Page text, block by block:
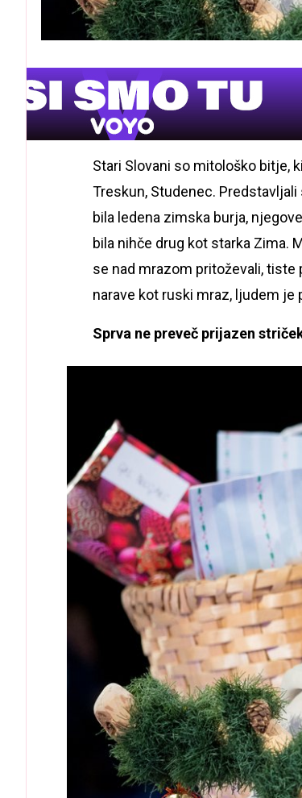
Stari Slovani so mitološko bitje,
Treskun, Studenec.
bila ledena zimska burja,
bila nihče drug kot starka Zima.
se nad mrazom pritoževali,
narave kot ruski mraz, ljudem
Sprva ne preveč prijazen